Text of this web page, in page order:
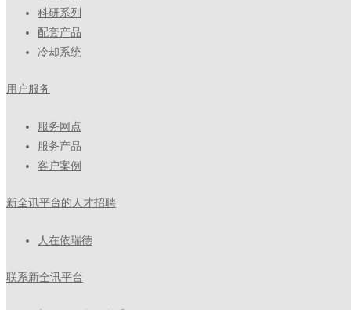
科研系列
配套产品
冷却系统
用户服务
服务网点
服务产品
客户案例
新全讯平台的人才招聘
人在依瑞德
联系新全讯平台